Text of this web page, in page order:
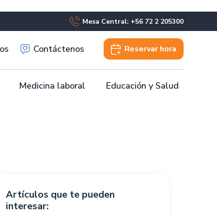
Mesa Central: +56 72 2 205300
Contáctenos Reservar hora
Medicina laboral Educación y Salud
Artículos que te pueden
interesar: